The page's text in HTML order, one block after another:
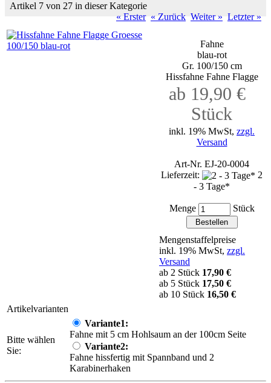
Artikel 7 von 27 in dieser Kategorie
« Erster « Zurück Weiter » Letzter »
Fahne
blau-rot
Gr. 100/150 cm
Hissfahne Fahne Flagge
ab 19,90 €
Stück
inkl. 19% MwSt, zzgl.
Versand
Art-Nr. EJ-20-0004
Lieferzeit:
2
- 3 Tage*
Menge Stück
Mengenstaffelpreise
inkl. 19% MwSt, zzgl.
Versand
ab 2 Stück 17,90 €
ab 5 Stück 17,50 €
ab 10 Stück 16,50 €
Artikelvarianten
Bitte wählen
Sie:
Variante1:
Fahne mit 5 cm Hohlsaum an der 100cm Seite
Variante2:
Fahne hissfertig mit Spannband und 2
Karabinerhaken